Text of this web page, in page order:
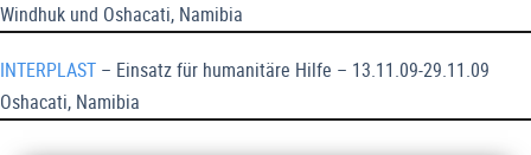
Windhuk und Oshacati, Namibia
INTERPLAST – Einsatz für humanitäre Hilfe – 13.11.09-29.11.09
Oshacati, Namibia